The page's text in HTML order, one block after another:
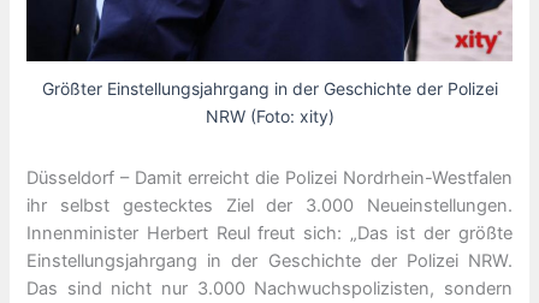
Größter Einstellungsjahrgang in der Geschichte der Polizei
NRW (Foto: xity)
Düsseldorf – Damit erreicht die Polizei Nordrhein-Westfalen
ihr selbst gestecktes Ziel der 3.000 Neueinstellungen.
Innenminister Herbert Reul freut sich: „Das ist der größte
Einstellungsjahrgang in der Geschichte der Polizei NRW.
Das sind nicht nur 3.000 Nachwuchspolizisten, sondern